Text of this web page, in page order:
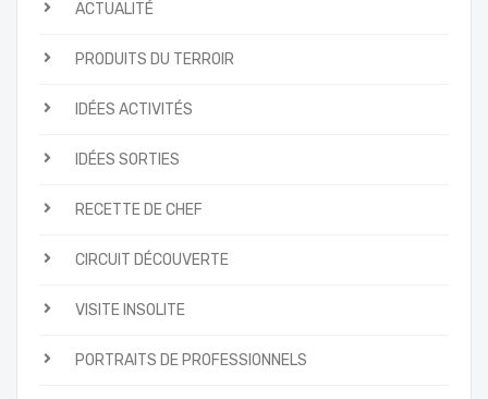
ACTUALITÉ
PRODUITS DU TERROIR
IDÉES ACTIVITÉS
IDÉES SORTIES
RECETTE DE CHEF
CIRCUIT DÉCOUVERTE
VISITE INSOLITE
PORTRAITS DE PROFESSIONNELS